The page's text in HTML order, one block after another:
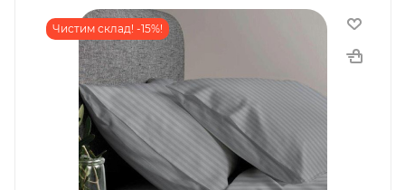
Чистим склад! -15%!